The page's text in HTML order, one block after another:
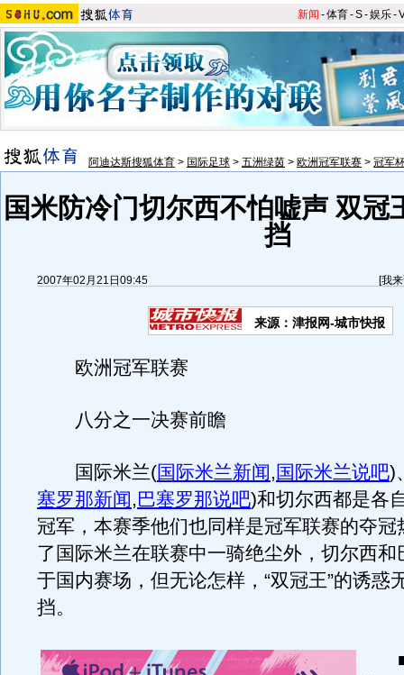
新闻 -体育-S-娱乐-
阿迪达斯搜狐体育 > 国际足球 > 五洲绿茵 > 欧洲冠军联赛 > 冠军
国米防冷门切尔西不怕嘘声 双冠
挡
2007年02月21日09:45 [我
来源：津报网-城市快报
欧洲冠军联赛
八分之一决赛前瞻
国际米兰(国际米兰新闻, 国际米兰说吧)
塞罗那新闻,巴塞罗那说吧)和切尔西都是各
冠军，本赛季他们也同样是冠军联赛的夺冠
了国际米兰在联赛中一骑绝尘外，切尔西和
于国内赛场，但无论怎样，“双冠王”的诱惑
挡。
■